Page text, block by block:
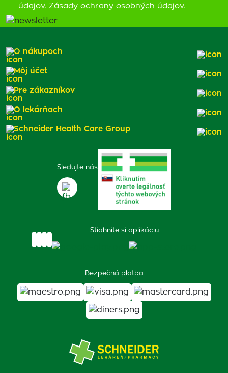
údajov. Zásady ochrany osobných údajov.
Sledujte nás
Stiahnite si aplikáciu
Bezpečná platba
O nákupoch
Môj účet
Pre zákazníkov
O lekárňach
Schneider Health Care Group